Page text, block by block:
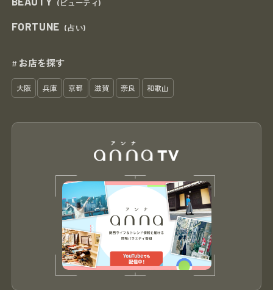
(ビューティ)
FORTUNE (占い)
# お店を探す
大阪 兵庫 京都 滋賀 奈良 和歌山